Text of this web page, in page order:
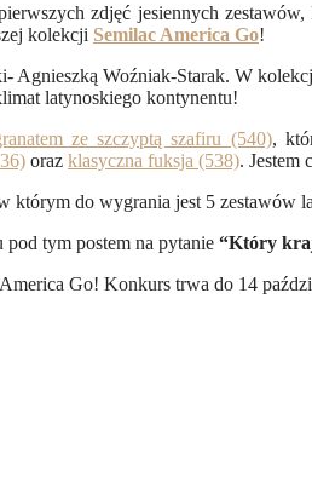
zdjęć jesiennych
kolekcji Semilac America Go!
Agnieszką Woźniak-Starak. W
latynoskiego kontynentu!
ze szczyptą szafiru (540),
oraz klasyczna fuksja (538). Jestem
którym do wygrania jest 5 zestawów
tym postem na pytanie “Który kraj
Go! Konkurs trwa do 14